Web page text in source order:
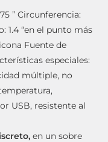
” Circunferencia:
1.4 “en el punto más
Fuente de
especiales:
múltiple, no
USB, resistente al
en un sobre